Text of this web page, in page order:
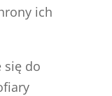
ich
się do